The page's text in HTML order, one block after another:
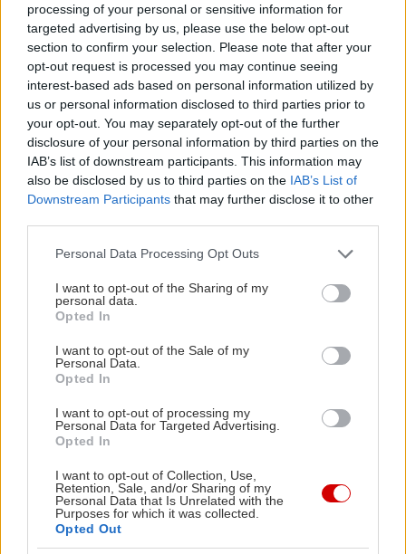
processing of your personal or sensitive information for
targeted advertising by us, please use the below opt-out
section to confirm your selection. Please note that after your
opt-out request is processed you may continue seeing
interest-based ads based on personal information utilized by
us or personal information disclosed to third parties prior to
your opt-out. You may separately opt-out of the further
disclosure of your personal information by third parties on the
IAB’s list of downstream participants. This information may
also be disclosed by us to third parties on the IAB’s List of
Downstream Participants that may further disclose it to other
Please note that this website/app uses one or more Google
not limited to your visit or usage behaviour. You may click to
grant or deny consent to Google and its third-party tags to
use your data for below specified purposes in below Google
consent section.
Personal Data Processing Opt Outs
I want to opt-out of the Sharing of my
personal data.
Opted In
I want to opt-out of the Sale of my
Personal Data.
Opted In
I want to opt-out of processing my
Personal Data for Targeted Advertising.
Opted In
I want to opt-out of Collection, Use,
Retention, Sale, and/or Sharing of my
Personal Data that Is Unrelated with the
Purposes for which it was collected.
Opted Out
Στο πεζόδρομο Παλαιών Πατρών Γερμανού, θα
βρεις ένα ζεστό και φιλόξενο στέκι με
δημιουργική ελληνική κουζίνα σε καλές τιμές για
να αράξεις με την παρέα και να τσιμπολογήσεις.
Το περιβάλλον στο Αρχονταράκι είναι χαλαρό, με
τραπεζάκια έξω για τις ημέρες που έχει καλό
καιρό. Πιάσε καρεκλίτσα λοιπόν και ετοιμάσου να
παραγγείλεις κάθε λογής καλοφτιαγμένα
μεζεδάκια, όπως νιόκι με κοτόπουλο, μπέικον,
μανιτάρια σε σάλτσα τυριού με λάδι λευκής
τρούφας, ντάκο με κριθαροκούλουρο, κρέμα
τυριού, καπνιστή μελιτζάνα, μαρμελάδα πιπεριάς
και vinaigrette ντομάτας, μπριζολάκια με σάλτσα
Καρδίτσας με γραβιέρα. Για ένα τίμιο
μεζεδογεύμα, ο λογαριασμός στα 15-18€ κατ’
άτομο, με κρασί.
Amandi